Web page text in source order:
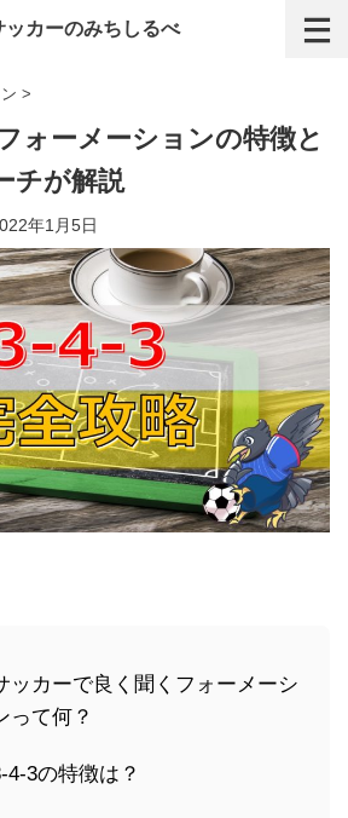
ッカーのみちしるべ
>
ォーメーションの特徴と
チが解説
年1月5日
ッカーで良く聞くフォーメーシ
って何？
4-3の特徴は？